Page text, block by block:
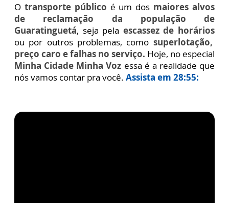
O transporte público é um dos maiores alvos
de reclamação da população de
Guaratinguetá, seja pela escassez de horários
ou por outros problemas, como superlotação,
preço caro e falhas no serviço. Hoje, no especial
Minha Cidade Minha Voz essa é a realidade que
nós vamos contar pra você. Assista em 28:55: